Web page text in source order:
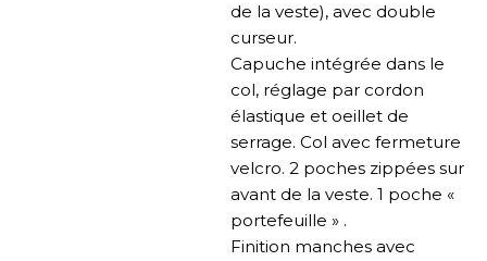
de la veste), avec double
curseur.
Capuche intégrée dans le
col, réglage par cordon
élastique et oeillet de
serrage. Col avec fermeture
velcro. 2 poches zippées sur
avant de la veste. 1 poche «
portefeuille » .
Finition manches avec